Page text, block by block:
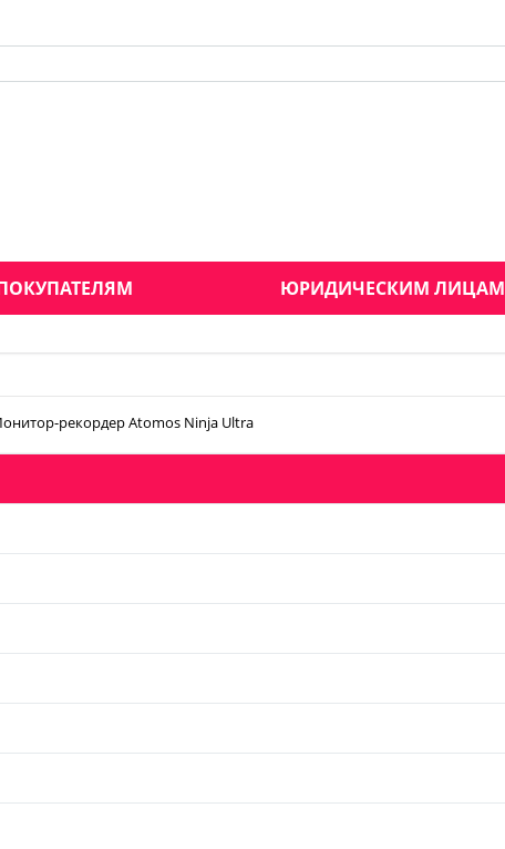
ЮРИДИЧЕСКИМ ЛИЦАМ
рекордер Atomos Ninja Ultra